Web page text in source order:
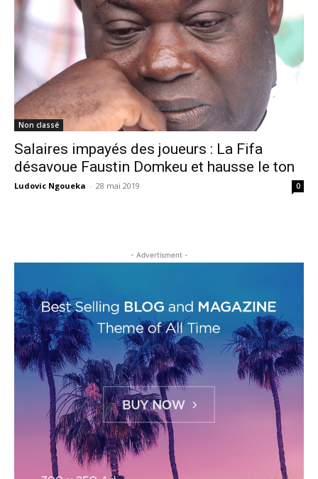
Non classé
Salaires impayés des joueurs : La Fifa
désavoue Faustin Domkeu et hausse le ton
Ludovic Ngoueka - 28 mai 2019 0
- Advertisment -